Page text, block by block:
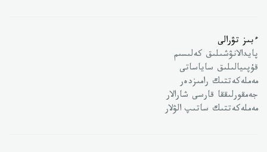
ءبىز تۋرالى
پايدالانۋشىلىق كەلىسىم
قۇپىيالىلىق ساياساتى
مەملەكەتتىك رامىزدەر
جەمقورلىققا قارسى شارالار
مەملەكەتتىك ساتىپ الۋلار